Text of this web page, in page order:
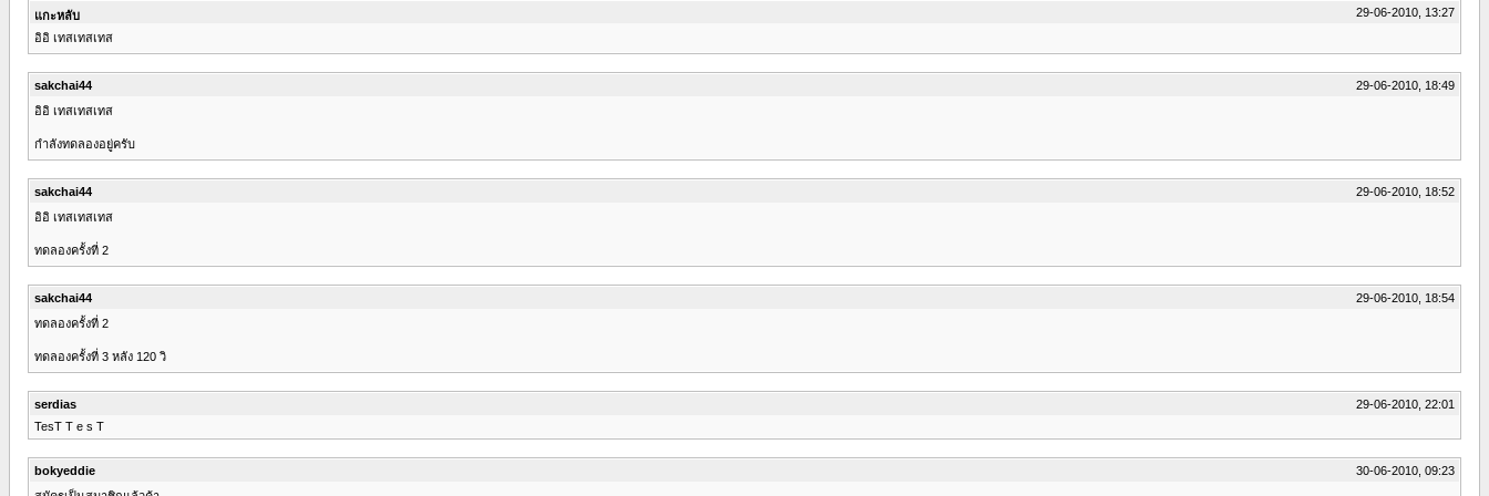
แกะหลับ
29-06-2010, 13:27
อิอิ เทสเทสเทส
sakchai44
29-06-2010, 18:49
อิอิ เทสเทสเทส
กำลังทดลองอยู่ครับ
sakchai44
29-06-2010, 18:52
อิอิ เทสเทสเทส
ทดลองครั้งที่ 2
sakchai44
29-06-2010, 18:54
ทดลองครั้งที่ 2
ทดลองครั้งที่ 3 หลัง 120 วิ
serdias
29-06-2010, 22:01
TesT T e s T
bokyeddie
30-06-2010, 09:23